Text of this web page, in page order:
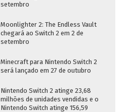
setembro
Moonlighter 2: The Endless Vault
chegará ao Switch 2 em 2 de
setembro
Minecraft para Nintendo Switch 2
será lançado em 27 de outubro
Nintendo Switch 2 atinge 23,68
milhões de unidades vendidas e o
Nintendo Switch atinge 156,59